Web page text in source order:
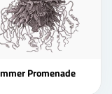
Promenade